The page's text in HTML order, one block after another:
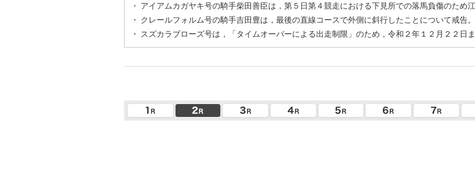
・ アイアムカガヤキ号の騎手柴田善臣は，第５日第４競走における下見所での落馬負傷のため江
・ クレールフォルム号の騎手吉田豊は，最後の直線コースで外側に斜行したことについて戒告
・
スズカラブローズ号は，「タイムオーバーによる出走制限」のため，令和２年１２月２２日